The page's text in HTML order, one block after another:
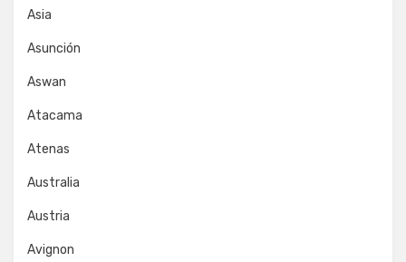
Asia
Asunción
Aswan
Atacama
Atenas
Australia
Austria
Avignon